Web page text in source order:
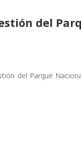
del
del Parque